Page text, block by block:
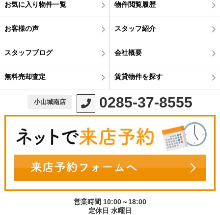
お気に入り物件一覧 物件閲覧履歴
お客様の声 スタッフ紹介
スタッフブログ 会社概要
無料売却査定 賃貸物件を探す
小山城南店 0285-37-8555
営業時間 10:00～18:00
定休日 水曜日